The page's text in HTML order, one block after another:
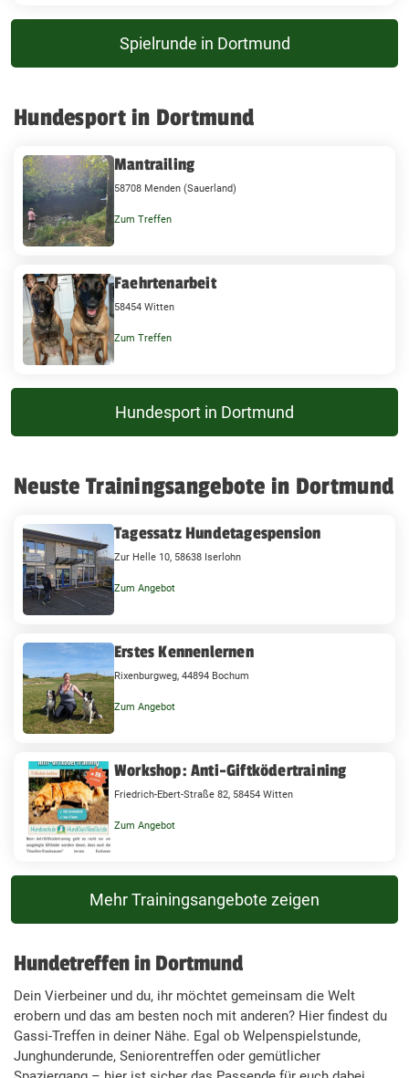
Spielrunde in Dortmund
Hundesport in Dortmund
Mantrailing
58708 Menden (Sauerland)
Zum Treffen
Faehrtenarbeit
58454 Witten
Zum Treffen
Hundesport in Dortmund
Neuste Trainingsangebote in Dortmund
Tagessatz Hundetagespension
Zur Helle 10, 58638 Iserlohn
Zum Angebot
Erstes Kennenlernen
Rixenburgweg, 44894 Bochum
Zum Angebot
Workshop: Anti-Giftködertraining
Friedrich-Ebert-Straße 82, 58454 Witten
Zum Angebot
Mehr Trainingsangebote zeigen
Hundetreffen in Dortmund
Dein Vierbeiner und du, ihr möchtet gemeinsam die Welt
erobern und das am besten noch mit anderen? Hier findest du
Gassi-Treffen in deiner Nähe. Egal ob Welpenspielstunde,
Junghunderunde, Seniorentreffen oder gemütlicher